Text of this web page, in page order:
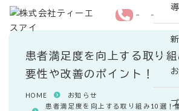
患者満足度を向上する取り
要性や改善のポイント！
HOME
お知らせ
患者満足度を向上する取り組み10選！